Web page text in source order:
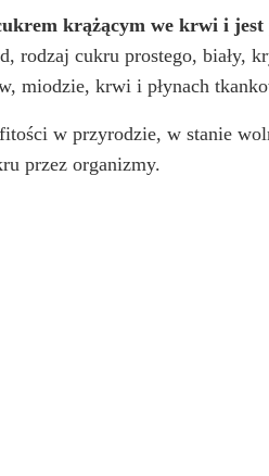
krążącym we krwi i
rodzaj cukru prostego,
miodzie, krwi i płynach
w przyrodzie, w stanie
przez organizmy.